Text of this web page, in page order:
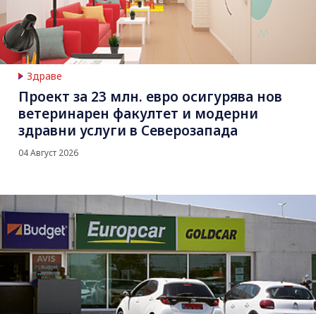
Здраве
Проект за 23 млн. евро осигурява нов
ветеринарен факултет и модерни
здравни услуги в Северозапада
04 Август 2026